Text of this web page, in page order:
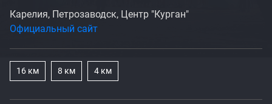
Карелия, Петрозаводск, Центр "Курган"
Официальный сайт
16 км 8 км 4 км